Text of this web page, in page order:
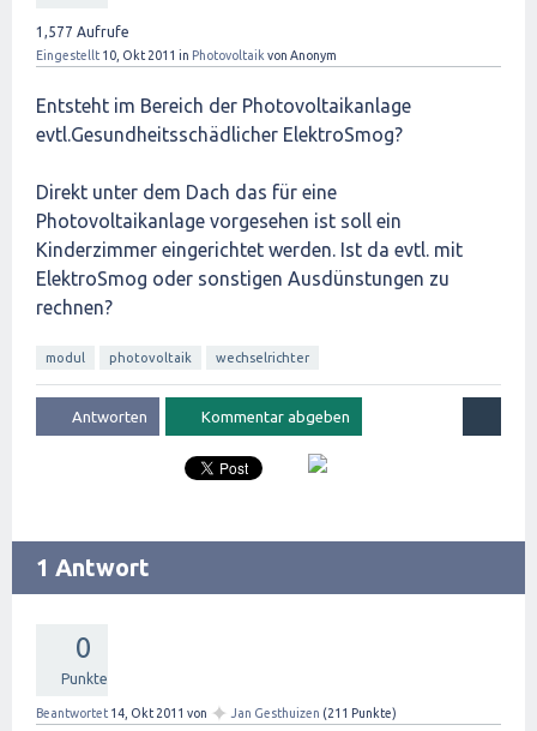
1,577 Aufrufe
Eingestellt 10, Okt 2011 in Photovoltaik von Anonym
Entsteht im Bereich der Photovoltaikanlage
evtl.Gesundheitsschädlicher ElektroSmog?
Direkt unter dem Dach das für eine
Photovoltaikanlage vorgesehen ist soll ein
Kinderzimmer eingerichtet werden. Ist da evtl. mit
ElektroSmog oder sonstigen Ausdünstungen zu
rechnen?
modul photovoltaik wechselrichter
1 Antwort
0
Punkte
Beantwortet 14, Okt 2011 von ✦ Jan Gesthuizen (211 Punkte)